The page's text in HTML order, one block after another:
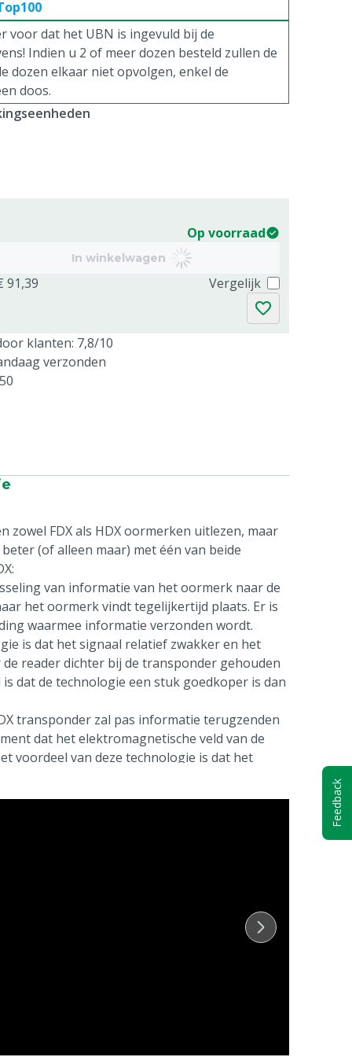
voor dat het UBN is ingevuld bij de
Indien u 2 of meer dozen besteld zullen de
dozen elkaar niet opvolgen, enkel de
doos.
Op voorraad
In winkelwagen
91,39 Vergelijk
klanten: 7,8/10
verzonden
zowel FDX als HDX oormerken uitlezen, maar
(of alleen maar) met één van beide
van informatie van het oormerk naar de
het oormerk vindt tegelijkertijd plaats. Er is
waarmee informatie verzonden wordt.
is dat het signaal relatief zwakker en het
reader dichter bij de transponder gehouden
dat de technologie een stuk goedkoper is dan
transponder zal pas informatie terugzenden
dat het elektromagnetische veld van de
voordeel van deze technologie is dat het
uitgelezen. Het nadeel is dat deze technologie
Feedback